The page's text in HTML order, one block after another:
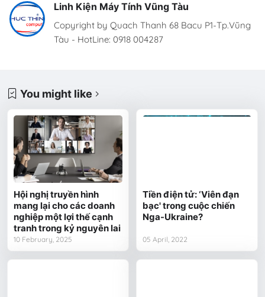
Linh Kiện Máy Tính Vũng Tàu
Copyright by Quach Thanh 68 Bacu P1-Tp.Vũng
Tàu - HotLine: 0918 004287
You might like
Hội nghị truyền hình
mang lại cho các doanh
nghiệp một lợi thế cạnh
tranh trong kỷ nguyên lai
10 February, 2025
Tiền điện tử: ‘Viên đạn
bạc' trong cuộc chiến
Nga-Ukraine?
05 April, 2022